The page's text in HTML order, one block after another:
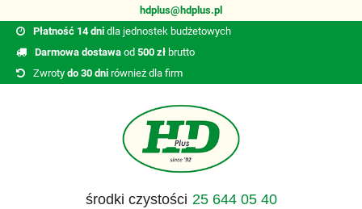
hdplus@hdplus.pl
Płatność 14 dni dla jednostek budżetowych
Darmowa dostawa od 500 zł brutto
Zwroty do 30 dni również dla firm
środki czystości 25 644 05 40